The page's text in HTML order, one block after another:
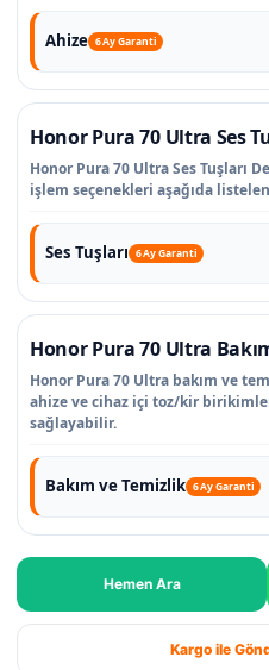
Ahize 6 Ay Garanti
Honor Pura 70 Ultra Ses
Honor Pura 70 Ultra Ses Tuşları
işlem seçenekleri aşağıda
Ses Tuşları 6 Ay Garanti
Honor Pura 70 Ultra
Honor Pura 70 Ultra bakım ve
ahize ve cihaz içi toz/kir
sağlayabilir.
Bakım ve Temizlik 6 Ay Garanti
Hemen Ara
Kargo ile